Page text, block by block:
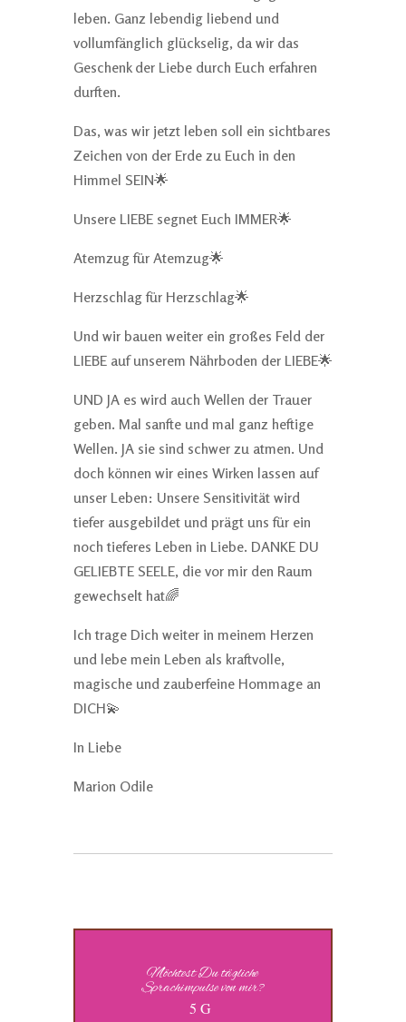
leben. Ganz lebendig liebend und
vollumfänglich glückselig, da wir das
Geschenk der Liebe durch Euch erfahren
durften.
Das, was wir jetzt leben soll ein sichtbares
Zeichen von der Erde zu Euch in den
Himmel SEIN🌟
Unsere LIEBE segnet Euch IMMER🌟
Atemzug für Atemzug🌟
Herzschlag für Herzschlag🌟
Und wir bauen weiter ein großes Feld der
LIEBE auf unserem Nährboden der LIEBE🌟
UND JA es wird auch Wellen der Trauer
geben. Mal sanfte und mal ganz heftige
Wellen. JA sie sind schwer zu atmen. Und
doch können wir eines Wirken lassen auf
unser Leben: Unsere Sensitivität wird
tiefer ausgebildet und prägt uns für ein
noch tieferes Leben in Liebe. DANKE DU
GELIEBTE SEELE, die vor mir den Raum
gewechselt hat🌈
Ich trage Dich weiter in meinem Herzen
und lebe mein Leben als kraftvolle,
magische und zauberfeine Hommage an
DICH💫
In Liebe
Marion Odile
Möchtest Du tägliche
Sprachimpulse von mir?
5 G